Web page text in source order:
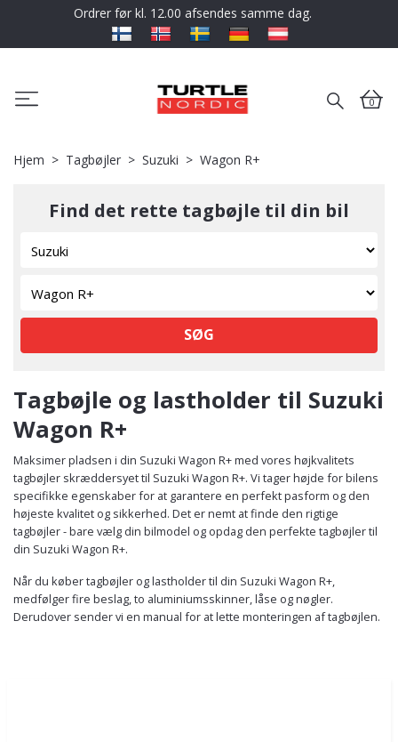
Ordrer før kl. 12.00 afsendes samme dag.
0
Hjem Tagbøjler Suzuki Wagon R+
Find det rette tagbøjle til din bil
SØG
Tagbøjle og lastholder til Suzuki
Wagon R+
Maksimer pladsen i din Suzuki Wagon R+ med vores højkvalitets
tagbøjler skræddersyet til Suzuki Wagon R+. Vi tager højde for bilens
specifikke egenskaber for at garantere en perfekt pasform og den
højeste kvalitet og sikkerhed. Det er nemt at finde den rigtige
tagbøjler - bare vælg din bilmodel og opdag den perfekte tagbøjler til
din Suzuki Wagon R+.
Når du køber tagbøjler og lastholder til din Suzuki Wagon R+,
medfølger fire beslag, to aluminiumsskinner, låse og nøgler.
Derudover sender vi en manual for at lette monteringen af tagbøjlen.